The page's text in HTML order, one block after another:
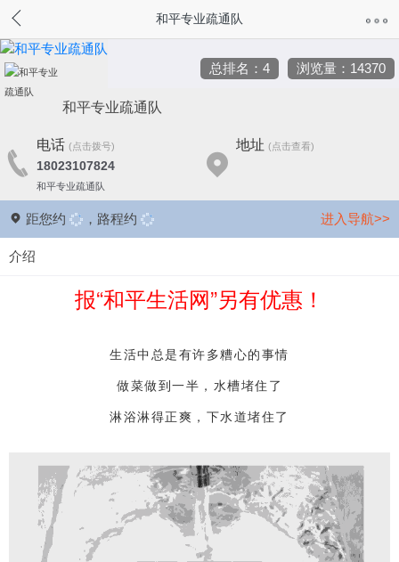
和平专业疏通队
总排名：4 浏览量：14370
和平专业疏通队
电话 (点击拨号)
18023107824
和平专业疏通队
地址 (点击查看)
距您约 ，路程约 进入导航>>
介绍
报“和平生活网”另有优惠！
生活中总是有许多糟心的事情
做菜做到一半，水槽堵住了
淋浴淋得正爽，下水道堵住了